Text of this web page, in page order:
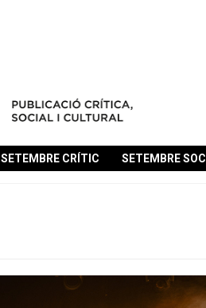
SETEMBRE CRÍTIC SETEMBRE